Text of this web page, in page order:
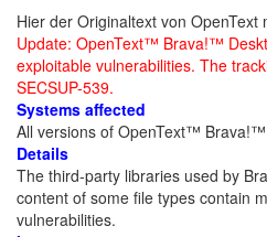
Hier der Originaltext von OpenText
Update: OpenText™ Brava!™
exploitable vulnerabilities. The
SECSUP-539.
Systems affected
All versions of OpenText™
Details
The third-party libraries used by
content of some file types contain
vulnerabilities.